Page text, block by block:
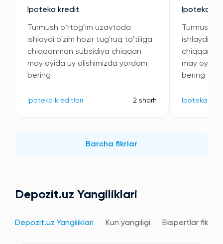
Ipoteka kredit
Turmush oʻrtogʻim uzavtoda
ishlaydi o'zim hozir tug'ruq ta'tiliga
chiqqanman subsidiya chiqqan
may oyida uy olishimizda yordam
bering
Ipoteka kreditlari 2 sharh
Ipoteka
Turmush
ishlaydi
may oyida
bering
Ipoteka
Barcha fikrlar
Depozit.uz Yangiliklari
Depozit.uz Yangiliklari Kun yangiligi Ekspertlar fikri